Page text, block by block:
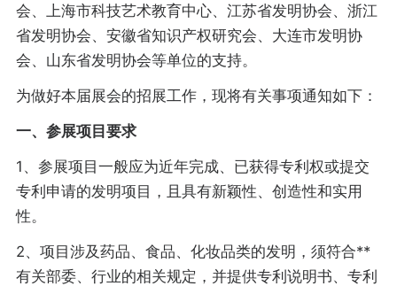
会、上海市科技艺术教育中心、江苏省发明协会、浙江
省发明协会、安徽省知识产权研究会、大连市发明协
会、山东省发明协会等单位的支持。
为做好本届展会的招展工作，现将有关事项通知如下：
一、参展项目要求
1、参展项目一般应为近年完成、已获得专利权或提交
专利申请的发明项目，且具有新颖性、创造性和实用
性。
2、项目涉及药品、食品、化妆品类的发明，须符合**
有关部委、行业的相关规定，并提供专利说明书、专利